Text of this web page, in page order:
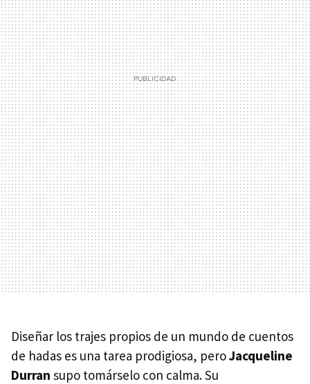
Diseñar los trajes propios de un mundo de cuentos
de hadas es una tarea prodigiosa, peroJacqueline
Durran supo tomárselo con calma. Su